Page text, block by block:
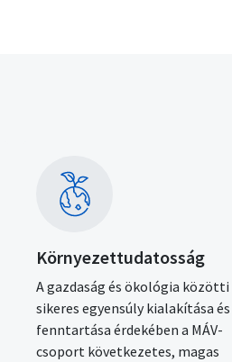
Környezettudatosság
A gazdaság és ökológia közötti
sikeres egyensúly kialakítása és
fenntartása érdekében a MÁV-
csoport következetes, magas